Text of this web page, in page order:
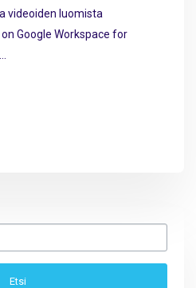
videoiden luomista
Google Workspace for